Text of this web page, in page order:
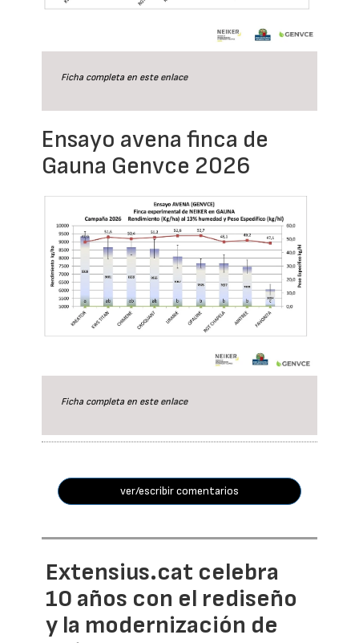
Ficha completa en este enlace
Ensayo avena finca de
Gauna Genvce 2026
Ficha completa en este enlace
ver/escribir comentarios
Extensius.cat celebra
10 años con el rediseño
y la modernización de